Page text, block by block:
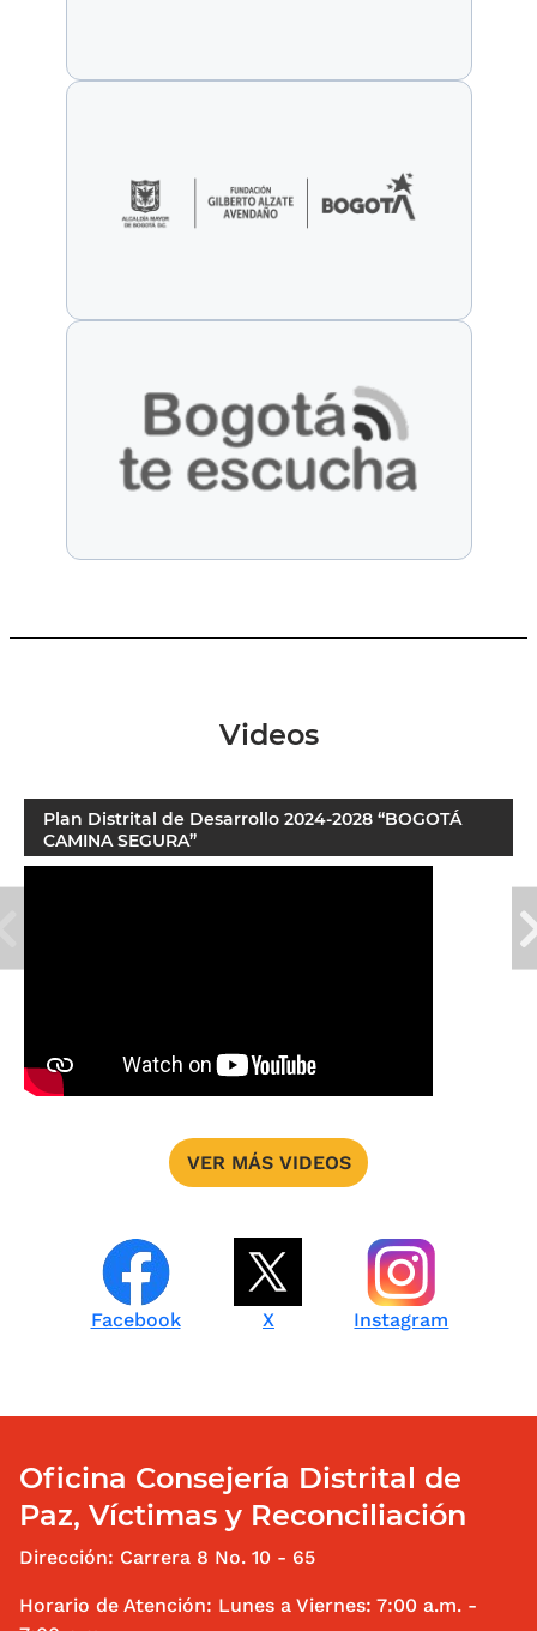
Videos
Plan Distrital de Desarrollo 2024-2028 “BOGOTÁ
CAMINA SEGURA”
VER MÁS VIDEOS
Facebook X Instagram
Oficina Consejería Distrital de
Paz, Víctimas y Reconciliación
Dirección: Carrera 8 No. 10 - 65
Horario de Atención: Lunes a Viernes: 7:00 a.m. -